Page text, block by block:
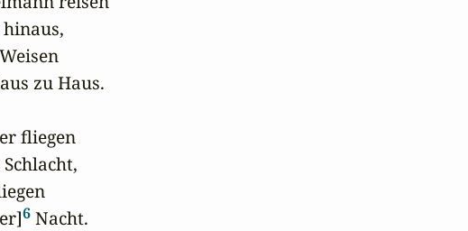
zu Haus.
fliegen
6 Nacht.